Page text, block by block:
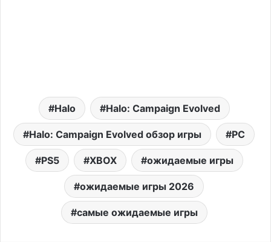
Halo Halo: Campaign Evolved
Halo: Campaign Evolved обзор игры PC
PS5 XBOX ожидаемые игры
ожидаемые игры 2026
самые ожидаемые игры